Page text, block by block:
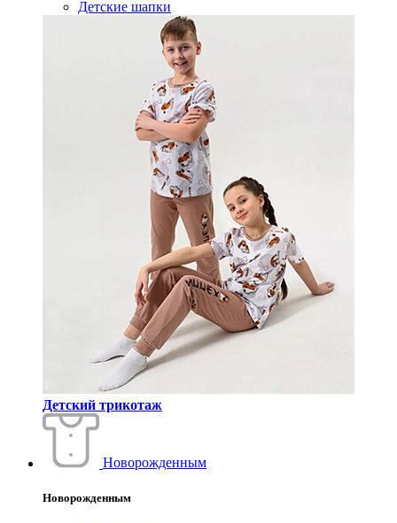
Детские шапки
Детский трикотаж
Новорожденным
Новорожденным